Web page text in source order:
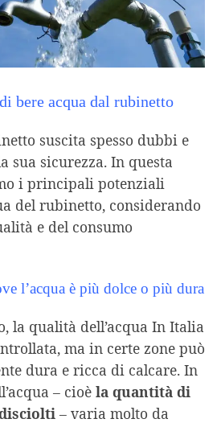
bere acqua dal rubinetto
suscita spesso dubbi e
sua sicurezza. In questa
i principali potenziali
del rubinetto, considerando
e del consumo
l’acqua è più dolce o più dura
la qualità dell’acqua In Italia
ma in certe zone può
dura e ricca di calcare. In
– cioè la quantità di
– varia molto da